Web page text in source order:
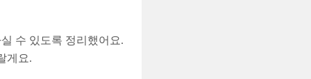
수 있도록 정리했어요.
게요.